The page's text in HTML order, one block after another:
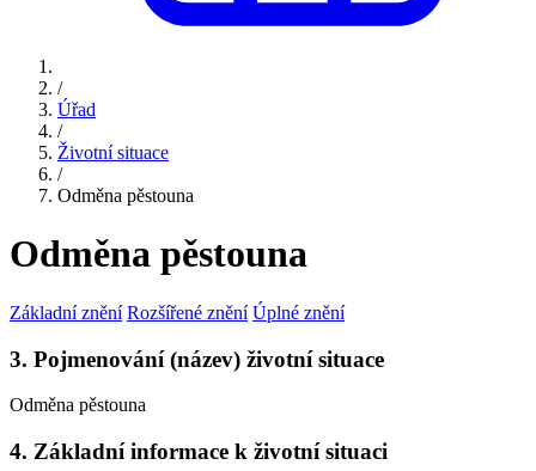
/
Úřad
/
Životní situace
/
Odměna pěstouna
Odměna pěstouna
Základní znění Rozšířené znění Úplné znění
3. Pojmenování (název) životní situace
Odměna pěstouna
4. Základní informace k životní situaci